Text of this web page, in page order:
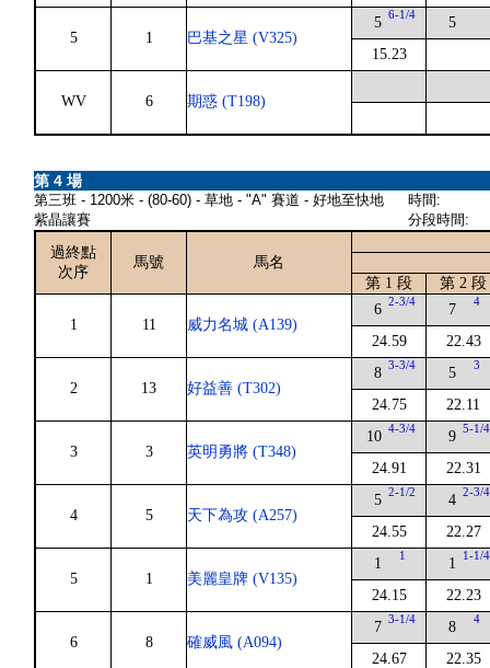
5 1 巴基之星 (V325)
5 6-1/4
15.23
5
WV 6 期惑 (T198)
第 4 場
第三班 - 1200米 - (80-60) - 草地 - "A" 賽道 - 好地至快地
紫晶讓賽
時間:
分段時間:
過終點
次序
馬號
馬名
第 1 段
第 2 段
1 11 威力名城 (A139)
6 2-3/4
24.59
7 4
22.43
2 13 好益善 (T302)
8 3-3/4
24.75
5 3
22.11
3 3 英明勇將 (T348)
10 4-3/4
24.91
9 5-1/4
22.31
4 5 天下為攻 (A257)
5 2-1/2
24.55
4 2-3/4
22.27
5 1 美麗皇牌 (V135)
1 1
24.15
1 1-1/4
22.23
6 8 確威風 (A094)
7 3-1/4
24.67
8 4
22.35